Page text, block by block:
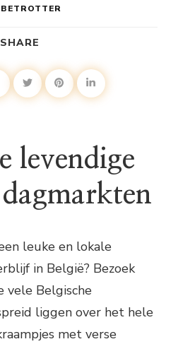
SHARE
levendige
leuke en lokale
in België? Bezoek
vele Belgische
liggen over het hele
met verse